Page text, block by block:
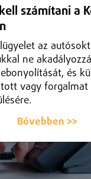
az úgynevezett
az idősebb
számítani a
az
ne
és
vagy forgalmat
Bővebben >>